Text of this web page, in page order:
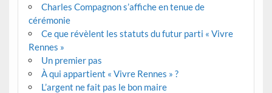
Charles Compagnon s’affiche en tenue de
cérémonie
Ce que révèlent les statuts du futur parti « Vivre
Rennes »
Un premier pas
À qui appartient « Vivre Rennes » ?
L’argent ne fait pas le bon maire